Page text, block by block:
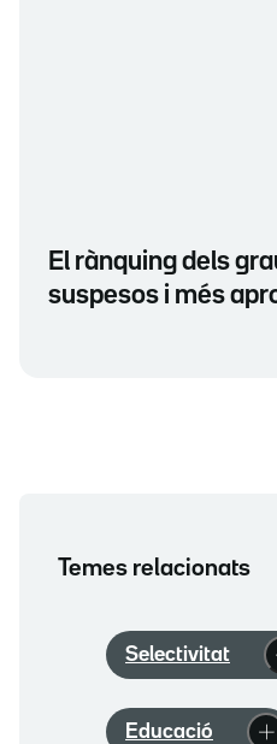
El rànquing dels
suspesos i més
Temes relacionats
Selectivitat
Educació